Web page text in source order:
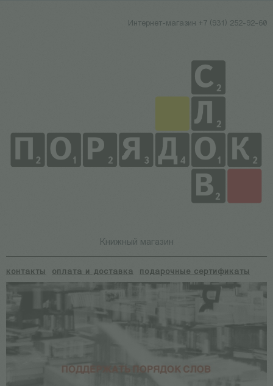
Интернет-магазин +7 (931) 252-92-60
Книжный магазин
контакты оплата и доставка подарочные сертификаты